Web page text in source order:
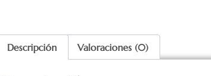
Descripción Valoraciones (0)